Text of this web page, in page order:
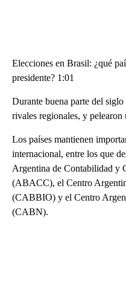
Elecciones en Brasil: ¿qué
presidente? 1:01
Durante buena parte del
rivales regionales, y
Los países mantienen
internacional, entre los que
Argentina de Contabilidad y
(ABACC), el Centro
(CABBIO) y el Centro
(CABN).